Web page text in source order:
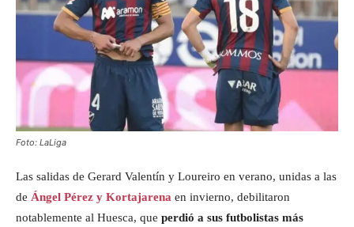
Foto: LaLiga
Las salidas de Gerard Valentín y Loureiro en verano, unidas a las
de Ángel Pérez y Kortajarena en invierno, debilitaron
notablemente al Huesca, que perdió a sus futbolistas más